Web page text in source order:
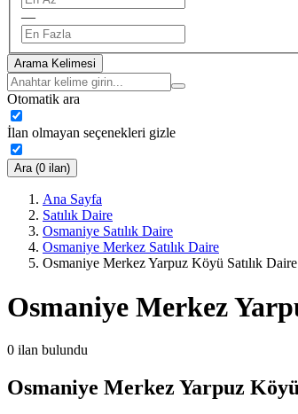
—
Arama Kelimesi
Otomatik ara
İlan olmayan seçenekleri gizle
Ara (0 ilan)
Ana Sayfa
Satılık Daire
Osmaniye Satılık Daire
Osmaniye Merkez Satılık Daire
Osmaniye Merkez Yarpuz Köyü Satılık Daire
Osmaniye Merkez
0 ilan bulundu
Osmaniye Merkez Yarpuz